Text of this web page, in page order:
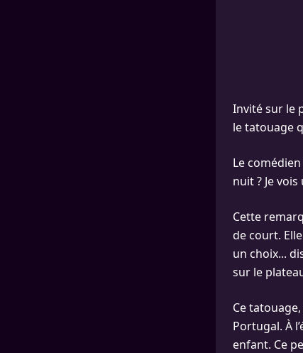
Invité sur le
le tatouage
Le
nuit ? Je
Cette
de court.
un choix...
sur le
Ce
Portugal. À
enfant. Ce